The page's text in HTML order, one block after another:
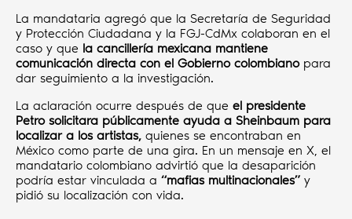
La mandataria agregó que la Secretaría de Seguridad
y Protección Ciudadana y la FGJ-CdMx colaboran en el
caso y que la cancillería mexicana mantiene
comunicación directa con el Gobierno colombianopara
dar seguimiento a la investigación.
La aclaración ocurre después de que el presidente
Petro solicitara públicamente ayuda a Sheinbaum para
localizar a los artistas, quienes se encontraban en
México como parte de una gira. En un mensaje en X, el
mandatario colombiano advirtió que la desaparición
podría estar vinculada a “mafias multinacionales” y
pidió su localización con vida.